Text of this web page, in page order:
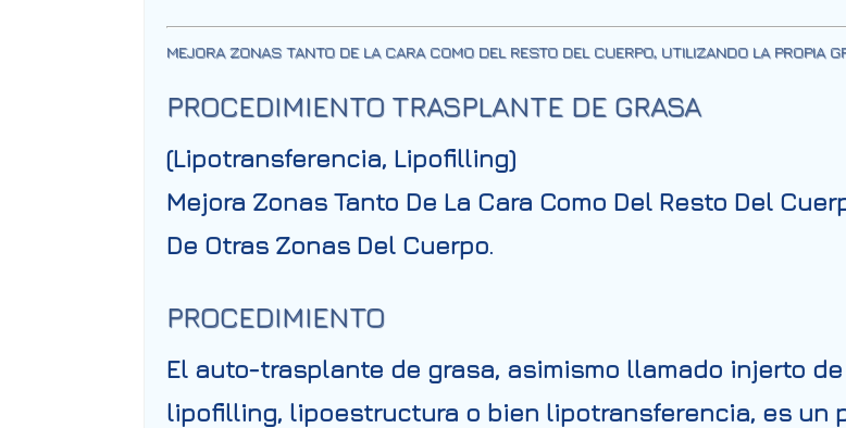
MEJORA ZONAS TANTO DE LA CARA COMO DEL RESTO DEL CUERPO, UTILIZANDO LA PROPIA
PROCEDIMIENTO TRASPLANTE DE GRASA
(Lipotransferencia, Lipofilling)
Mejora Zonas Tanto De La Cara Como Del Resto Del
De Otras Zonas Del Cuerpo.
PROCEDIMIENTO
El auto-trasplante de grasa, asimismo llamado injerto
lipofilling, lipoestructura o bien lipotransferencia, es un